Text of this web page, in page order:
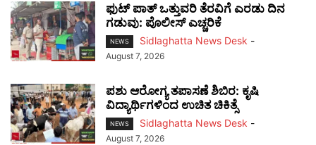
ಫುಟ್‌ ಪಾತ್ ಒತ್ತುವರಿ ತೆರವಿಗೆ ಎರಡು ದಿನ
ಗಡುವು: ಪೊಲೀಸ್ ಎಚ್ಚರಿಕೆ
NEWS Sidlaghatta News Desk -
August 7, 2026
ಪಶು ಆರೋಗ್ಯ ತಪಾಸಣೆ ಶಿಬಿರ: ಕೃಷಿ
ವಿದ್ಯಾರ್ಥಿಗಳಿಂದ ಉಚಿತ ಚಿಕಿತ್ಸೆ
NEWS Sidlaghatta News Desk -
August 7, 2026